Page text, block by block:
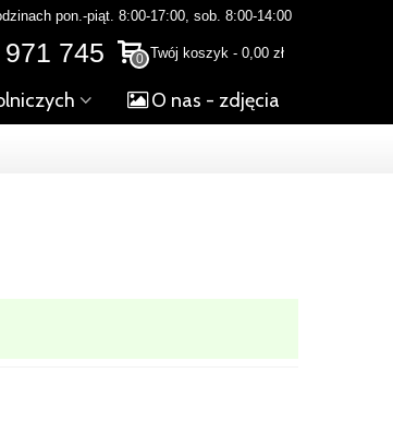
pon.-piąt. 8:00-17:00, sob. 8:00-14:00
0 Twój koszyk - 0,00 zł
745
O nas - zdjęcia